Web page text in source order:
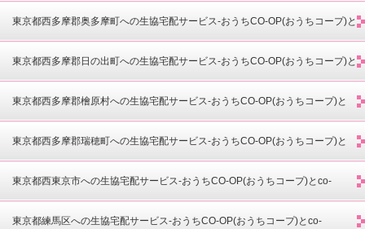
opdeli(コープデリ)-
東京都西多摩郡奥多摩町への生協宅配サービス-おうちCO-OP(おうちコープ)と
co-opdeli(コープデリ)-
東京都西多摩郡日の出町への生協宅配サービス-おうちCO-OP(おうちコープ)と
co-opdeli(コープデリ)-
東京都西多摩郡檜原村への生協宅配サービス-おうちCO-OP(おうちコープ)と
co-opdeli(コープデリ)-
東京都西多摩郡瑞穂町への生協宅配サービス-おうちCO-OP(おうちコープ)と
co-opdeli(コープデリ)-
東京都西東京市への生協宅配サービス-おうちCO-OP(おうちコープ)とco-
opdeli(コープデリ)-
東京都練馬区への生協宅配サービス-おうちCO-OP(おうちコープ)とco-